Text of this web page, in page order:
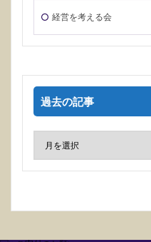
経営を考える会
過去の記事